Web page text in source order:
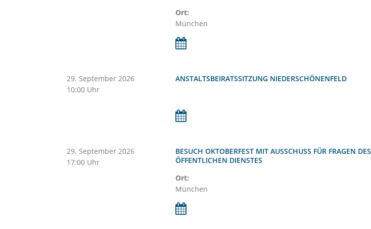
Ort:
München
29. September 2026
10:00 Uhr
ANSTALTSBEIRATSSITZUNG NIEDERSCHÖNENFELD
29. September 2026
17:00 Uhr
BESUCH OKTOBERFEST MIT AUSSCHUSS FÜR FRAGEN DES
ÖFFENTLICHEN DIENSTES
Ort:
München